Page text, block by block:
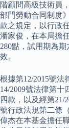
階顧問高級技術員
部門勞動合同制度
款之規定，以行政
潘家俊，在本局擔
280點，試用期為
效。
根據第12/2015號法
14/2009號法律第
四款，以及經第21/
號行政法規第二條
偉杰在本基金擔任